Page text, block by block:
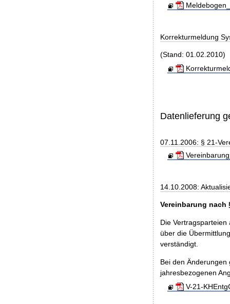
Korrekturmeldung
(Stand: 01.02.2010)
Datenlieferung
07.11.2006: § 21-
14.10.2008:
Vereinbarung nach
Die
über die
verständigt.
Bei den
jahresbezogenen
V-21-